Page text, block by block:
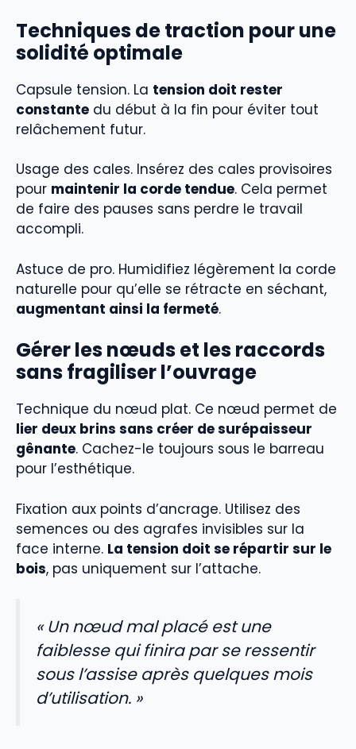
Techniques de traction pour une
solidité optimale
Capsule tension. La tension doit rester
constante du début à la fin pour éviter tout
relâchement futur.
Usage des cales. Insérez des cales provisoires
pour maintenir la corde tendue. Cela permet
de faire des pauses sans perdre le travail
accompli.
Astuce de pro. Humidifiez légèrement la corde
naturelle pour qu’elle se rétracte en séchant,
augmentant ainsi la fermeté.
Gérer les nœuds et les raccords
sans fragiliser l’ouvrage
Technique du nœud plat. Ce nœud permet de
lier deux brins sans créer de surépaisseur
gênante. Cachez-le toujours sous le barreau
pour l’esthétique.
Fixation aux points d’ancrage. Utilisez des
semences ou des agrafes invisibles sur la
face interne. La tension doit se répartir sur le
bois, pas uniquement sur l’attache.
« Un nœud mal placé est une
faiblesse qui finira par se ressentir
sous l’assise après quelques mois
d’utilisation. »